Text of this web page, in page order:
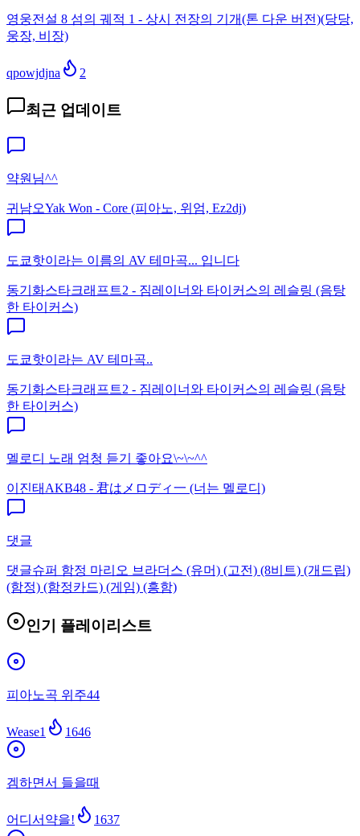
영웅전설 8 섬의 궤적 1 - 상시 전장의 기개(톤 다운 버전)(당당,
웅장, 비장)
qpowjdjna 2
최근 업데이트
약원님^^
귀남오Yak Won - Core (피아노, 위엄, Ez2dj)
도쿄핫이라는 이름의 AV 테마곡... 입니다
동기화스타크래프트2 - 짐레이너와 타이커스의 레슬링 (음탕
한 타이커스)
도쿄핫이라는 AV 테마곡..
동기화스타크래프트2 - 짐레이너와 타이커스의 레슬링 (음탕
한 타이커스)
멜로디 노래 엄청 듣기 좋아요\~\~^^
이진태 AKB48 - 君はメロディ一 (너는 멜로디)
댓글
댓글슈퍼 함정 마리오 브라더스 (유머) (고전) (8비트) (개드립)
(함정) (함정카드) (게임) (흥함)
인기 플레이리스트
피아노곡 위주44
Wease1 1646
겜하면서 들을때
어디서약을! 1637